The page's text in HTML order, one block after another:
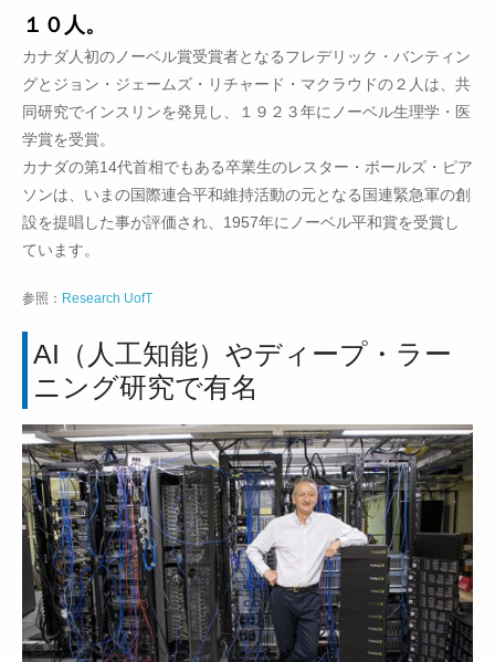
１０人。
カナダ人初のノーベル賞受賞者となるフレデリック・バンティン
グとジョン・ジェームズ・リチャード・マクラウドの２人は、共
同研究でインスリンを発見し、１９２３年にノーベル生理学・医
学賞を受賞。
カナダの第14代首相でもある卒業生のレスター・ボールズ・ピア
ソンは、いまの国際連合平和維持活動の元となる国連緊急軍の創
設を提唱した事が評価され、1957年にノーベル平和賞を受賞し
ています。
参照： Research UofT
AI（人工知能）やディープ・ラー
ニング研究で有名